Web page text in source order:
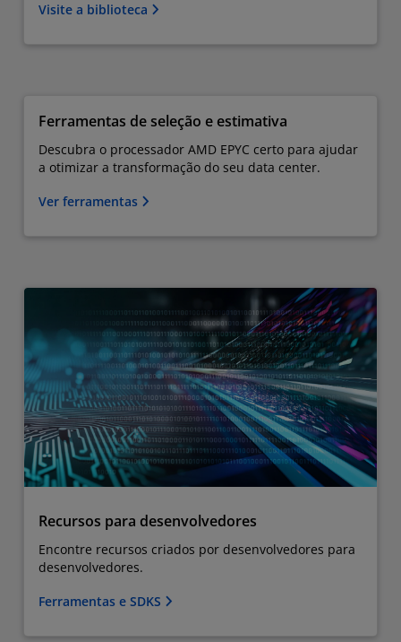
Visite a biblioteca
Ferramentas de seleção e estimativa
Descubra o processador AMD EPYC certo para ajudar
a otimizar a transformação do seu data center.
Ver ferramentas
Recursos para desenvolvedores
Encontre recursos criados por desenvolvedores para
desenvolvedores.
Ferramentas e SDKS